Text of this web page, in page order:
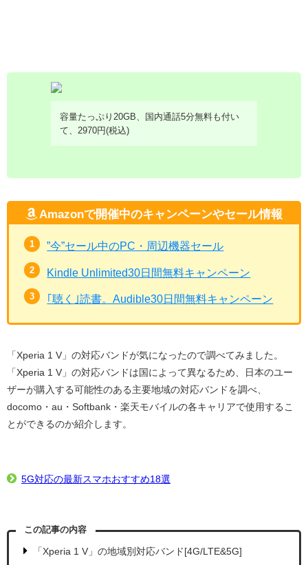
容量たっぷり20GB、国内通話5分無料も付い
て、2970円(税込)
Amazonで開催中のキャンペーンやセール情報
”今”セール中のPC・周辺機器セール
Kindle Unlimited30日間無料キャンペーン
｢聴く｣読書。Audible30日間無料キャンペーン
「Xperia 1 V」の対応バンドが気になったので調べてみました。
「Xperia 1 V」の対応バンドは国によって異なるため、日本のユー
ザーが購入する可能性のある主要地域の対応バンドを調べ、
docomo・au・Softbank・楽天モバイルの各キャリアで使用するこ
とができるのか紹介します。
5G対応の最新スマホおすすめ18選
この記事の内容
「Xperia 1 V」の地域別対応バンド[4G/LTE&5G]